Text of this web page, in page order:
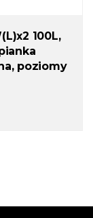
100L,
poziomy